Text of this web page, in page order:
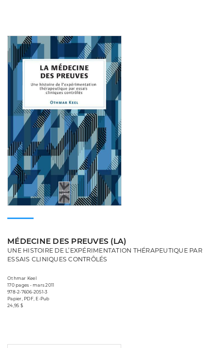
MÉDECINE DES PREUVES (LA)
UNE HISTOIRE DE L’EXPÉRIMENTATION THÉRAPEUTIQUE PAR
ESSAIS CLINIQUES CONTRÔLÉS
Othmar Keel
170 pages • mars 2011
978-2-7606-2051-3
Papier, PDF, E-Pub
24,95 $